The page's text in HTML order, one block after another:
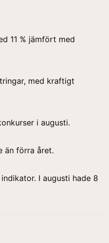
11 % jämfört med
med kraftigt
i augusti.
än förra året.
I augusti hade 8